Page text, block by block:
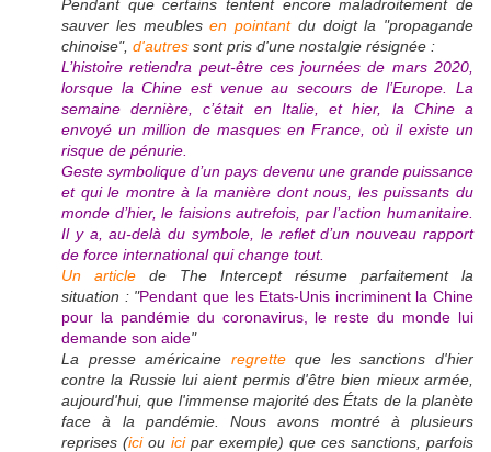
Pendant que certains tentent encore maladroitement de
sauver les meublesen pointantdu doigt la "propagande
chinoise", d'autres sont pris d'une nostalgie résignée :
L’histoire retiendra peut-être ces journées de mars 2020,
lorsque la Chine est venue au secours de l’Europe. La
semaine dernière, c’était en Italie, et hier, la Chine a
envoyé un million de masques en France, où il existe un
risque de pénurie.
Geste symbolique d’un pays devenu une grande puissance
et qui le montre à la manière dont nous, les puissants du
monde d’hier, le faisions autrefois, par l’action humanitaire.
Il y a, au-delà du symbole, le reflet d’un nouveau rapport
de force international qui change tout.
Un article de The Intercept résume parfaitement la
situation : "Pendant que les Etats-Unis incriminent la Chine
pour la pandémie du coronavirus, le reste du monde lui
demande son aide"
La presse américaine regretteque les sanctions d'hier
contre la Russie lui aient permis d'être bien mieux armée,
aujourd'hui, que l'immense majorité des États de la planète
face à la pandémie. Nous avons montré à plusieurs
reprises (iciou icipar exemple) que ces sanctions, parfois